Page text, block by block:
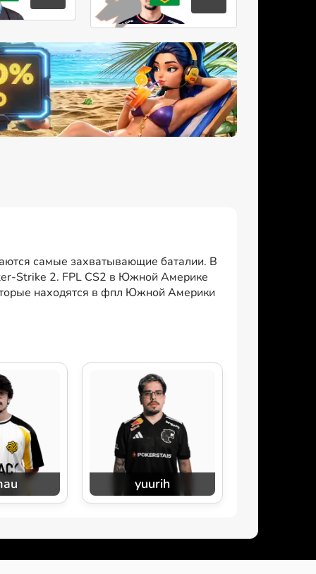
Родригес
самые захватывающие баталии. В
Strike 2. FPL CS2 в Южной Америке
находятся в фпл Южной Америки
yuurih